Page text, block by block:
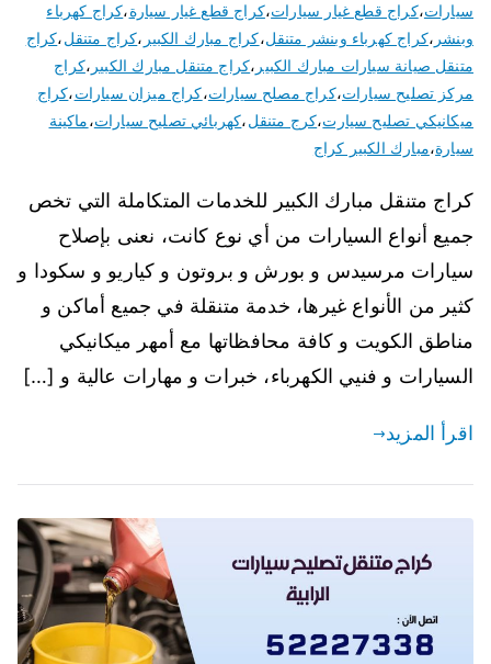
سيارات،كراج قطع غيار سيارات،كراج قطع غيار سيارة،كراج كهرباء
وبنشر ،كراج كهرباء وبنشر متنقل،كراج مبارك الكبير ،كراج متنقل،كراج
متنقل صيانة سيارات مبارك الكبير ،كراج متنقل مبارك الكبير ،كراج
مركز تصليح سيارات،كراج مصلح سيارات،كراج ميزان سيارات،كراج
ميكانيكي تصليح سيارت،كرج متنقل،كهربائي تصليح سيارات،ماكينة
سيارة،مبارك الكبير كراج
كراج متنقل مبارك الكبير للخدمات المتكاملة التي تخص
جميع أنواع السيارات من أي نوع كانت، نعنى بإصلاح
سيارات مرسيدس و بورش و بروتون و كياريو و سكودا و
كثير من الأنواع غيرها، خدمة متنقلة في جميع أماكن و
مناطق الكويت و كافة محافظاتها مع أمهر ميكانيكي
السيارات و فنيي الكهرباء، خبرات و مهارات عالية و […]
اقرأ المزيد